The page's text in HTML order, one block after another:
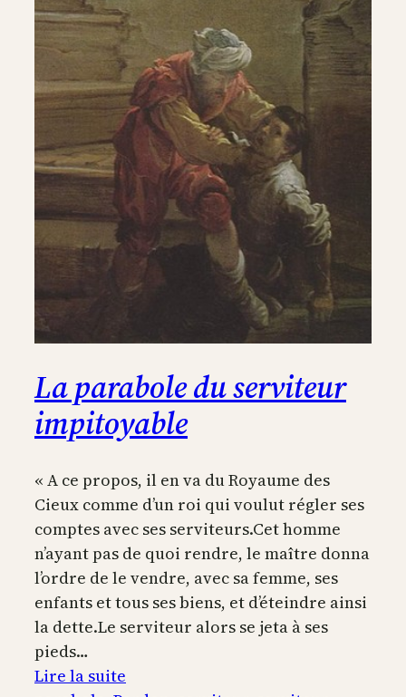
champs
La parabole du serviteur
impitoyable
« A ce propos, il en va du Royaume des
Cieux comme d’un roi qui voulut régler ses
comptes avec ses serviteurs.Cet homme
n’ayant pas de quoi rendre, le maître donna
l’ordre de le vendre, avec sa femme, ses
enfants et tous ses biens, et d’éteindre ainsi
la dette.Le serviteur alors se jeta à ses
pieds…
Lire la suite